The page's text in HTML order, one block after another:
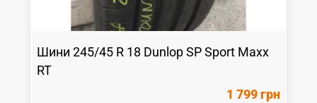
Шини245/45 R 18 Dunlop SP Sport Maxx
RT
1 799 грн